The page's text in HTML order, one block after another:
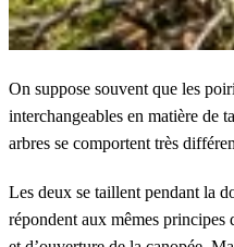
On suppose souvent que les
interchangeables en matière de
arbres se comportent très
Les deux se taillent pendant la
répondent aux mêmes principes